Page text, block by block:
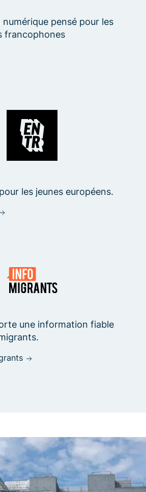
numérique pensé pour les
francophones
les jeunes européens.
une information fiable